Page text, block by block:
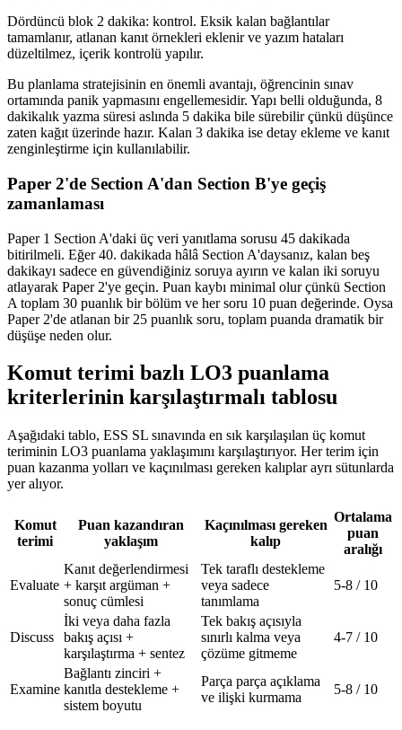
Dördüncü blok 2 dakika: kontrol. Eksik kalan bağlantılar
tamamlanır, atlanan kanıt örnekleri eklenir ve yazım hataları
düzeltilmez, içerik kontrolü yapılır.
Bu planlama stratejisinin en önemli avantajı, öğrencinin sınav
ortamında panik yapmasını engellemesidir. Yapı belli olduğunda, 8
dakikalık yazma süresi aslında 5 dakika bile sürebilir çünkü düşünce
zaten kağıt üzerinde hazır. Kalan 3 dakika ise detay ekleme ve kanıt
zenginleştirme için kullanılabilir.
Paper 2'de Section A'dan Section B'ye geçiş
zamanlaması
Paper 1 Section A'daki üç veri yanıtlama sorusu 45 dakikada
bitirilmeli. Eğer 40. dakikada hâlâ Section A'daysanız, kalan beş
dakikayı sadece en güvendiğiniz soruya ayırın ve kalan iki soruyu
atlayarak Paper 2'ye geçin. Puan kaybı minimal olur çünkü Section
A toplam 30 puanlık bir bölüm ve her soru 10 puan değerinde. Oysa
Paper 2'de atlanan bir 25 puanlık soru, toplam puanda dramatik bir
düşüşe neden olur.
Komut terimi bazlı LO3 puanlama
kriterlerinin karşılaştırmalı tablosu
Aşağıdaki tablo, ESS SL sınavında en sık karşılaşılan üç komut
teriminin LO3 puanlama yaklaşımını karşılaştırıyor. Her terim için
puan kazanma yolları ve kaçınılması gereken kalıplar ayrı sütunlarda
yer alıyor.
Komut
terimi
Puan kazandıran
yaklaşım
Kaçınılması gereken
kalıp
Ortalama
puan
aralığı
Evaluate
Kanıt değerlendirmesi
+ karşıt argüman +
sonuç cümlesi
Tek taraflı destekleme
veya sadece
tanımlama
5-8 / 10
Discuss
İki veya daha fazla
bakış açısı +
karşılaştırma + sentez
Tek bakış açısıyla
sınırlı kalma veya
çözüme gitmeme
4-7 / 10
Examine
Bağlantı zinciri +
kanıtla destekleme +
sistem boyutu
Parça parça açıklama
ve ilişki kurmama
5-8 / 10